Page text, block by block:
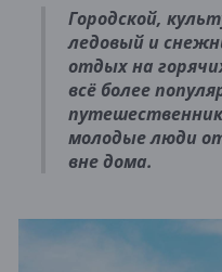
Городской,
ледовый и
отдых на
всё более
молодые люди
вне дома.